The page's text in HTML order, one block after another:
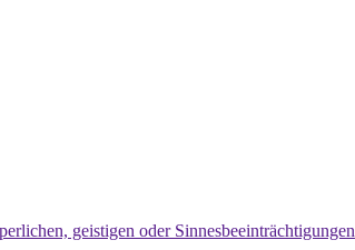
geistigen oder Sinnesbeeinträchtigungen